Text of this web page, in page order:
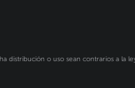
distribución o uso sean contrarios a la